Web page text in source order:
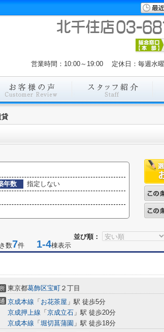
営業時間：10:00～19:00 定休日：毎週水
貸
年数
指定しない
並び順：
数7件 1-4棟表示
東京都葛飾区宝町 ２丁目
京成本線 「 お花茶屋 」駅 徒歩5分
京成押上線 「 京成立石 」駅 徒歩20分
京成本線 「 堀切菖蒲園 」駅 徒歩18分